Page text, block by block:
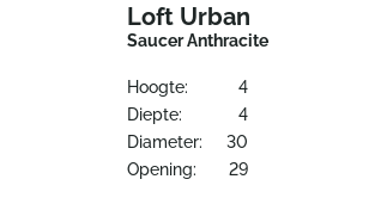
Loft Urban
Saucer Anthracite
Hoogte:
4
Diepte:
4
Diameter:
30
Opening:
29